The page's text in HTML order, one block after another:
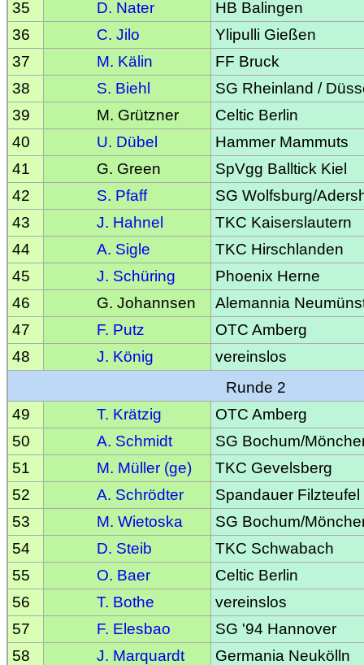
35 D. Nater
HB Balingen
36
C. Jilo
Ylipulli Gießen
37
M. Kälin
FF Bruck
38
S. Biehl
SG Rheinland /
39
M. Grützner
Celtic Berlin
40
U. Dübel
Hammer Mammuts
41
G. Green
SpVgg Balltick Kiel
42
S. Pfaff
SG Wolfsburg/
43
J. Hahnel
TKC Kaiserslautern
44
A. Sigle
TKC Hirschlanden
45
J. Schüring
Phoenix Herne
46
G. Johannsen
Alemannia
47
F. Putz
OTC Amberg
48
J. König
vereinslos
Runde 2
49
T. Krätzig
OTC Amberg
50
A. Schmidt
SG Bochum/
51
M. Müller (ge)
TKC Gevelsberg
52
A. Schrödter
Spandauer Filzteufel
53
M. Wietoska
SG Bochum/
54
D. Steib
TKC Schwabach
55
O. Baer
Celtic Berlin
56
T. Bothe
vereinslos
57
F. Elesbao
SG '94 Hannover
58
J. Marquardt
Germania Neukölln